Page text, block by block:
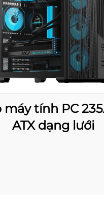
máy tính PC
ATX dạng lưới